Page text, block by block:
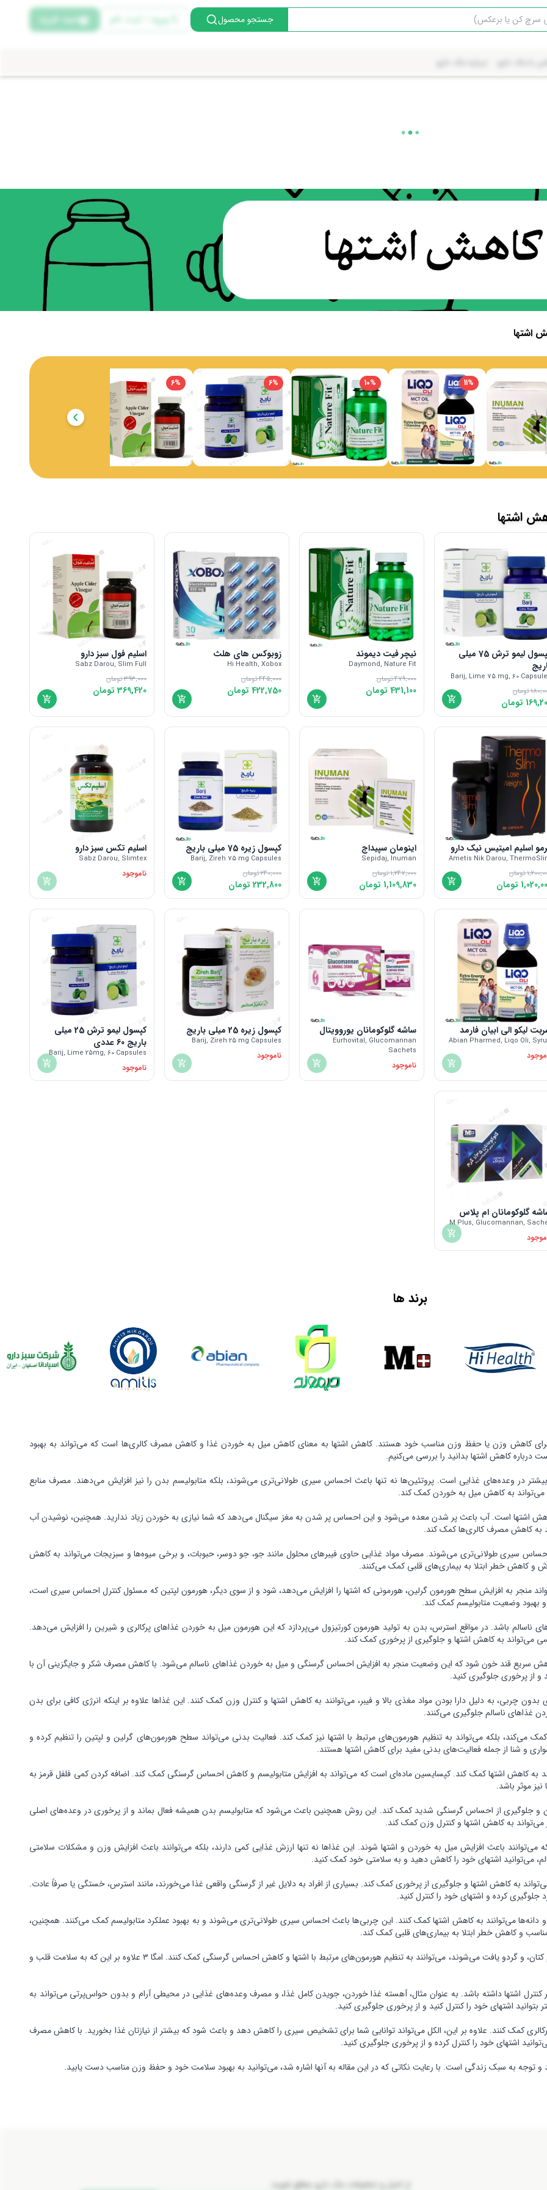
جستجو محصول ورود | ثبت نام سبد خرید
با مک دارو درباره مک دارو
اشتها
11%
10%
6%
6%
اشتها
کپسول لیمو ترش 75 میلی
Barij, Lime 75 mg, 60
تومان
تومان
نیچر فیت دیموند
Daymond, Nature Fit
479,000تومان
431,100 تومان
زوبوکس های هلث
Hi Health, Xobox
445,000تومان
422,750 تومان
اسلیم فول سبز دارو
Sabz Darou, Slim Full
393,000تومان
369,420 تومان
اسلیم امیتیس نیک دارو
Ametis Nik Darou,
تومان
تومان
اینومان سپیداج
Sepidaj, Inuman
1,247,000تومان
1,109,830 تومان
کپسول زیره 75 میلی باریج
Barij, Zireh 75 mg Capsules
240,000تومان
232,800تومان
اسلیم تکس سبز دارو
Sabz Darou, Slimtex
ناموجود
لیکو الی ابیان فارمد
Abian Pharmed, Liqo Oli,
ساشه گلوکومانان یوروویتال
Eurhovital, Glucomannan
Sachets
ناموجود
کپسول زیره 25 میلی باریج
Barij, Zireh 25 mg Capsules
ناموجود
کپسول لیمو ترش 25 میلی
باریج 60 عددی
Barij, Lime 25mg, 60 Capsules
ناموجود
گلوکومانان ام پلاس
M Plus, Glucomannan,
برند ها
کاهش وزن یا حفظ وزن مناسب خود هستند. کاهش اشتها به معنای کاهش میل به خوردن غذا و کاهش مصرف کالری‌ها است که می‌تواند به بهبود
درباره کاهش اشتها بدانید را بررسی می‌کنیم.
در وعده‌های غذایی است. پروتئین‌ها نه تنها باعث احساس سیری طولانی‌تری می‌شوند، بلکه متابولیسم بدن را نیز افزایش می‌دهند. مصرف منابع
می‌تواند به کاهش میل به خوردن کمک کند.
اشتها است. آب باعث پر شدن معده می‌شود و این احساس پر شدن به مغز سیگنال می‌دهد که شما نیازی به خوردن زیاد ندارید. همچنین، نوشیدن آب
به کاهش مصرف کالری‌ها کمک کند.
سیری طولانی‌تری می‌شوند. مصرف مواد غذایی حاوی فیبرهای محلول مانند جو، جو دوسر، حبوبات، و برخی میوه‌ها و سبزیجات می‌تواند به کاهش
و کاهش خطر ابتلا به بیماری‌های قلبی کمک می‌کنند.
منجر به افزایش سطح هورمون گرلین، هورمونی که اشتها را افزایش می‌دهد، شود و از سوی دیگر، هورمون لپتین که مسئول کنترل احساس سیری است،
بهبود وضعیت متابولیسم کمک کند.
ناسالم باشد. در مواقع استرس، بدن به تولید هورمون کورتیزول می‌پردازد که این هورمون میل به خوردن غذاهای پرکالری و شیرین را افزایش می‌دهد.
می‌تواند به کاهش اشتها و جلوگیری از پرخوری کمک کند.
سریع قند خون شود که این وضعیت منجر به افزایش احساس گرسنگی و میل به خوردن غذاهای ناسالم می‌شود. با کاهش مصرف شکر و جایگزینی آن با
و از پرخوری جلوگیری کنید.
چربی، به دلیل دارا بودن مواد مغذی بالا و فیبر، می‌توانند به کاهش اشتها و کنترل وزن کمک کنند. این غذاها علاوه بر اینکه انرژی کافی برای بدن
غذاهای ناسالم جلوگیری می‌کنند.
می‌کند، بلکه می‌تواند به تنظیم هورمون‌های مرتبط با اشتها نیز کمک کند. فعالیت بدنی می‌تواند سطح هورمون‌های گرلین و لپتین را تنظیم کرده و
و شنا از جمله فعالیت‌های بدنی مفید برای کاهش اشتها هستند.
به کاهش اشتها کمک کند. کپسایسین ماده‌ای است که می‌تواند به افزایش متابولیسم و کاهش احساس گرسنگی کمک کند. اضافه کردن کمی فلفل قرمز به
موثر باشد.
جلوگیری از احساس گرسنگی شدید کمک کند. این روش همچنین باعث می‌شود که متابولیسم بدن همیشه فعال بماند و از پرخوری در وعده‌های اصلی
باعث افزایش میل به خوردن و اشتها شوند. این غذاها نه تنها ارزش غذایی کمی دارند، بلکه می‌توانند باعث افزایش وزن و مشکلات سلامتی
می‌توانید اشتهای خود را کاهش دهید و به سلامتی خود کمک کنید.
به کاهش اشتها و جلوگیری از پرخوری کمک کند. بسیاری از افراد به دلایل غیر از گرسنگی واقعی غذا می‌خورند، مانند استرس، خستگی یا صرفاً عادت.
کرده و اشتهای خود را کنترل کنید.
دانه‌ها می‌توانند به کاهش اشتها کمک کنند. این چربی‌ها باعث احساس سیری طولانی‌تری می‌شوند و به بهبود عملکرد متابولیسم کمک می‌کنند. همچنین،
و کاهش خطر ابتلا به بیماری‌های قلبی کمک کند.
اسیدهای چرب امگا ۳ که در ماهی‌های چرب مانند سالمون و ساردین، تخم کتان، و گردو یافت می‌شوند، می‌توانند به تنظیم هورمون‌های مرتبط با اشتها و کاهش احساس گرسنگی کمک کنند. امگا ۳ علاوه بر این که به سلامت قلب و
کنترل اشتها داشته باشد. به عنوان مثال، آهسته غذا خوردن، جویدن کامل غذا، و مصرف وعده‌های غذایی در محیطی آرام و بدون حواس‌پرتی می‌تواند به
اشتهای خود را کنترل کنید و از پرخوری جلوگیری کنید.
کمک کنند. علاوه بر این، الکل می‌تواند توانایی شما برای تشخیص سیری را کاهش دهد و باعث شود که بیشتر از نیازتان غذا بخورید. با کاهش مصرف
اشتهای خود را کنترل کرده و از پرخوری جلوگیری کنید.
و توجه به سبک زندگی است. با رعایت نکاتی که در این مقاله به آنها اشاره شد، می‌توانید به بهبود سلامت خود و حفظ وزن مناسب دست یابید.
از اخبار و تخفیفات مک دارو مطلع شوید: